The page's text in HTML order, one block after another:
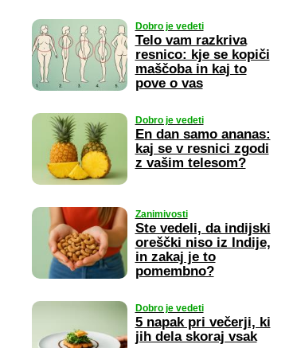
Dobro je vedeti
Telo vam razkriva
resnico: kje se kopiči
maščoba in kaj to
pove o vas
Dobro je vedeti
En dan samo ananas:
kaj se v resnici zgodi
z vašim telesom?
Zanimivosti
Ste vedeli, da indijski
oreščki niso iz Indije,
in zakaj je to
pomembno?
Dobro je vedeti
5 napak pri večerji, ki
jih dela skoraj vsak